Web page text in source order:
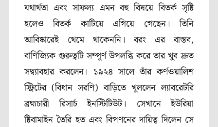
যথার্থতা এবং সাফল্য এমন বহু বিষয়ে বিতর্ক সৃষ্টি
হলেও বিতর্ক কাটিয়ে এগিয়ে গেছেন। তিনি
আবিষ্কারেই থেমে থাকেননি। বরং এর বাস্তব,
বাণিজ্যিক গুরুত্বটি সম্পূর্ণ উপলব্ধি করে তার খুব দ্রুত
সদ্ব্যাবহার করলেন। ১৯২৪ সালে তাঁর কর্ণওয়ালিশ
স্ট্রিটের (বিধান সরণি) বাড়িতে খুললেন ল্যাবরেটরি
ব্রহ্মচারী রিসার্চ ইনস্টিটিউট। সেখানে ইউরিয়া
ষ্টিবামাইন তৈরি হত এবং বিপণনের দায়িত্ব দিলেন সে